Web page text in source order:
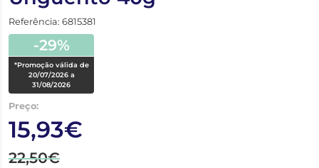
Referência: 6815381
-29%
*Promoção válida de
20/07/2026 a
31/08/2026
Preço:
15,93€
22,50€